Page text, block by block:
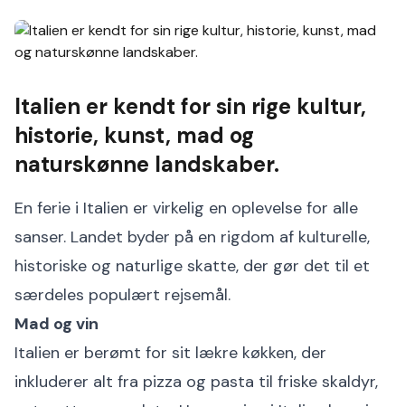
Italiensk gastronomi.
Italien er kendt for sin rige kultur,
historie, kunst, mad og
naturskønne landskaber.
En ferie i Italien er virkelig en oplevelse for alle
sanser. Landet byder på en rigdom af kulturelle,
historiske og naturlige skatte, der gør det til et
særdeles populært rejsemål.
Mad og vin
Italien er berømt for sit lækre køkken, der
inkluderer alt fra pizza og pasta til friske skaldyr,